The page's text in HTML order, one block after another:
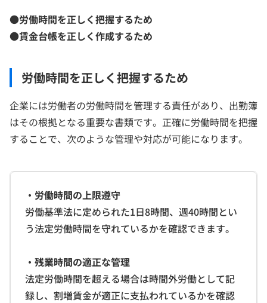
●労働時間を正しく把握するため
●賃金台帳を正しく作成するため
労働時間を正しく把握するため
企業には労働者の労働時間を管理する責任があり、出勤簿
はその根拠となる重要な書類です。正確に労働時間を把握
することで、次のような管理や対応が可能になります。
・労働時間の上限遵守
労働基準法に定められた1日8時間、週40時間とい
う法定労働時間を守れているかを確認できます。
・残業時間の適正な管理
法定労働時間を超える場合は時間外労働として記
録し、割増賃金が適正に支払われているかを確認